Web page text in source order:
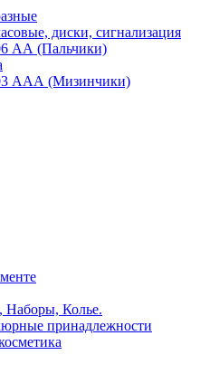
диски, сигнализация
АА (Пальчики)
ААА (Мизинчики)
Наборы, Колье.
принадлежности